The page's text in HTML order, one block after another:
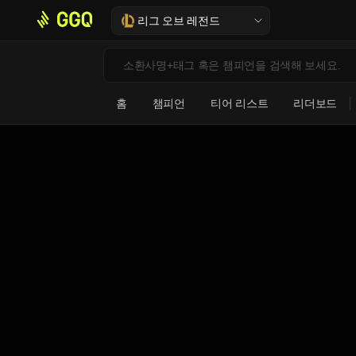
리그 오브 레전드
홈 챔피언 티어 리스트 리더보드